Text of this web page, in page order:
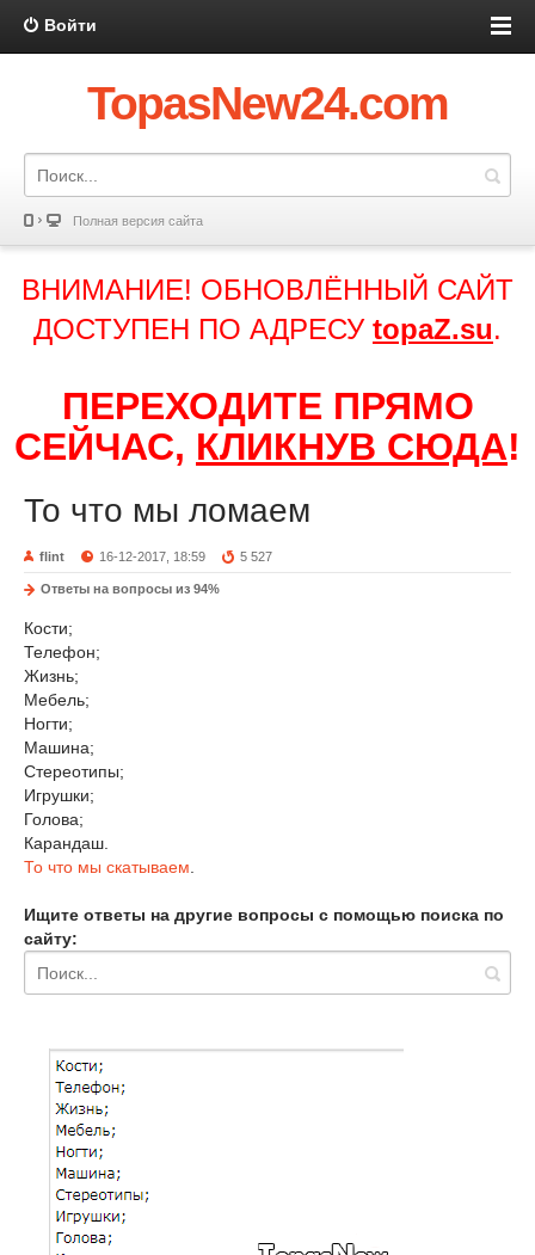
Войти
TopasNew24.com
Полная версия сайта
ВНИМАНИЕ! ОБНОВЛЁННЫЙ САЙТ
ДОСТУПЕН ПО АДРЕСУ topaZ.su.
ПЕРЕХОДИТЕ ПРЯМО
СЕЙЧАС, КЛИКНУВ СЮДА!
То что мы ломаем
flint 16-12-2017, 18:59 5 527
Ответы на вопросы из 94%
Кости;
Телефон;
Жизнь;
Мебель;
Ногти;
Машина;
Стереотипы;
Игрушки;
Голова;
Карандаш.
То что мы скатываем
Ищите ответы на другие вопросы с помощью поиска по
сайту: